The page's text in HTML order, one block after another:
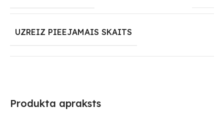
Produkta apraksts
UZREIZ PIEEJAMAIS SKAITS